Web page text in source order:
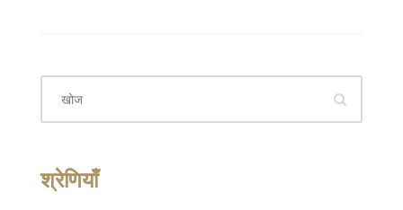
श्रेणियाँ